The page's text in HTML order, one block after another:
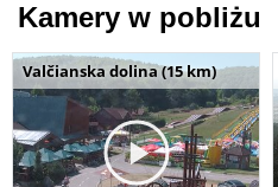
Kamery w pobliżu
Valčianska dolina (15 km)